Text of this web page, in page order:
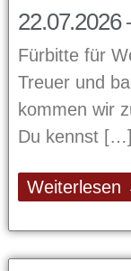
22.07.2026
Fürbitte für
Treuer und
kommen wir
Du kennst
Weiterlesen